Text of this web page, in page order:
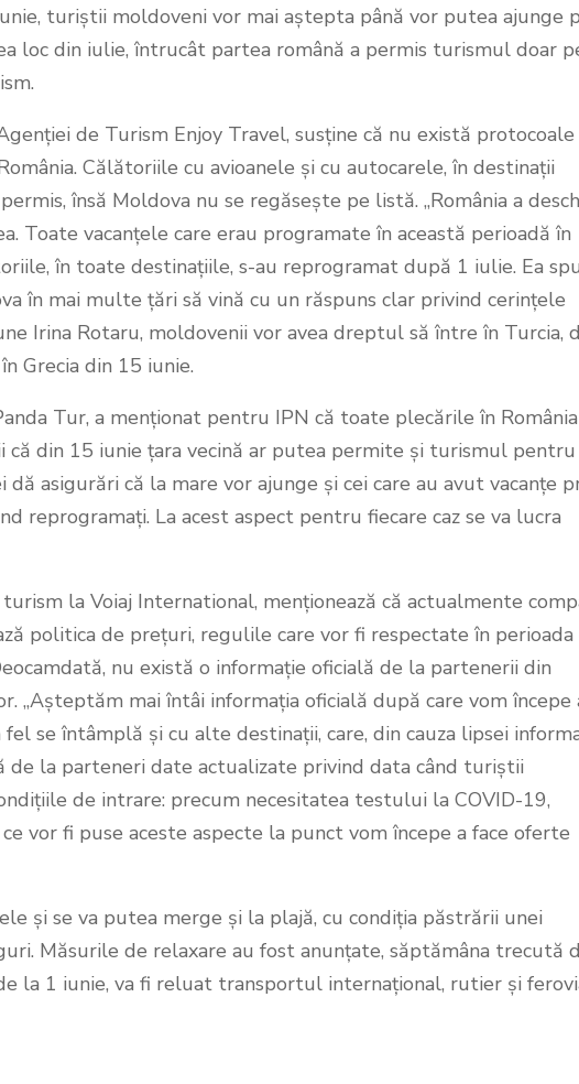
turiștii moldoveni vor mai aștepta până vor putea ajunge
loc din iulie, întrucât partea română a permis turismul doar
de Turism Enjoy Travel, susține că nu există protocoale
Călătoriile cu avioanele și cu autocarele, în destinații
însă Moldova nu se regăsește pe listă. „România a
Toate vacanțele care erau programate în această perioadă în
în toate destinațiile, s-au reprogramat după 1 iulie. Ea
în mai multe țări să vină cu un răspuns clar privind cerințele
Irina Rotaru, moldovenii vor avea dreptul să între în Turcia,
Grecia din 15 iunie.
Tur, a menționat pentru IPN că toate plecările în România
din 15 iunie țara vecină ar putea permite și turismul pentru
asigurări că la mare vor ajunge și cei care au avut vacanțe
reprogramați. La acest aspect pentru fiecare caz se va lucra
la Voiaj International, menționează că actualmente
politica de prețuri, regulile care vor fi respectate în perioada
nu există o informație oficială de la partenerii din
„Așteptăm mai întâi informația oficială după care vom începe
fel se întâmplă și cu alte destinații, care, din cauza lipsei
de la parteneri date actualizate privind data când turiștii
de intrare: precum necesitatea testului la COVID-19,
vor fi puse aceste aspecte la punct vom începe a face oferte
și se va putea merge și la plajă, cu condiţia păstrării unei
Măsurile de relaxare au fost anunțate, săptămâna trecută
la 1 iunie, va fi reluat transportul internațional, rutier și